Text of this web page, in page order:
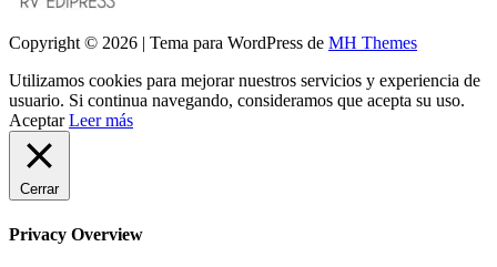
Copyright © 2026 | Tema para WordPress de MH Themes
Utilizamos cookies para mejorar nuestros servicios y experiencia de
usuario. Si continua navegando, consideramos que acepta su uso.
Aceptar Leer más
Cerrar
Privacy Overview